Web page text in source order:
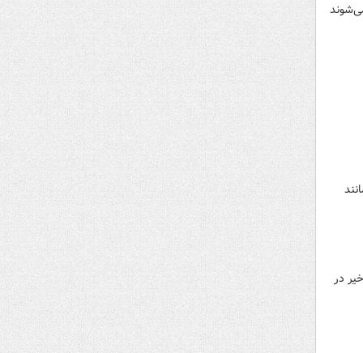
۱۴۰۱ بازار تهران مانند
در